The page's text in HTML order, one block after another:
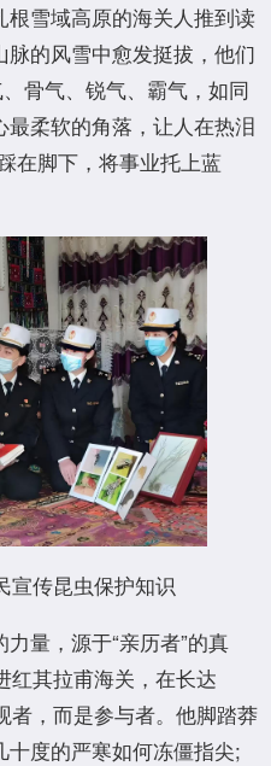
雪域高原的海关人推到读
的风雪中愈发挺拔，他们
骨气、锐气、霸气，如同
柔软的角落，让人在热泪
在脚下，将事业托上蓝
宣传昆虫保护知识
力量，源于“亲历者”的真
红其拉甫海关，在长达
者，而是参与者。他脚踏莽
度的严寒如何冻僵指尖;